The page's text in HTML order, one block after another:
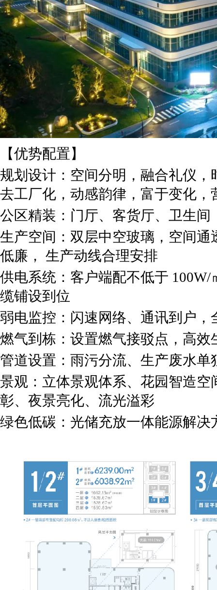
【优势配置】
规划设计：空间分明，融合礼仪
去工厂化，动感韵律，富于变化
公区精装：门厅、客货厅、卫生
生产空间：双层中空玻璃，空间
低廉， 生产动线合理安排
供电系统：客户端配不低于
缆铺设到位
弱电监控：闪速网络、通讯到户
燃气到栋：设置燃气接驳点，高
管道设置：雨污分流、生产废水
景观：立体景观体系、花园智造
彰、夜景亮化、流光溢彩
绿色低碳：光储充放一体能源解